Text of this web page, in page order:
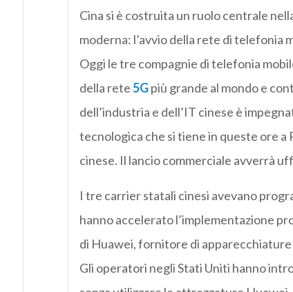
Cina si è costruita un ruolo centrale
moderna: l’avvio della rete di telefonia
Oggi le tre compagnie di telefonia
della rete5Gpiù grande al mondo e
dell’industria e dell’IT cinese è
tecnologica che si tiene in queste ore
cinese. Il lancio commerciale avverrà
I tre carrier statali cinesi avevano
hanno accelerato l’implementazione
di Huawei, fornitore di apparecchiature
Gli operatori negli Stati Uniti hanno